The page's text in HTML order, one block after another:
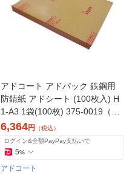
アドコート アドパック 鉄鋼用
防錆紙 アドシート (100枚入) H
1-A3 1袋(100枚) 375-0019（直
送品）
6,364円
（税込）
ログイン&全額PayPay支払いで
5%
アドコート